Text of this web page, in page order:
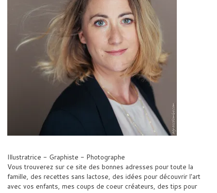
Illustratrice - Graphiste - Photographe
Vous trouverez sur ce site des bonnes adresses pour toute la
famille, des recettes sans lactose, des idées pour découvrir l'art
avec vos enfants, mes coups de coeur créateurs, des tips pour